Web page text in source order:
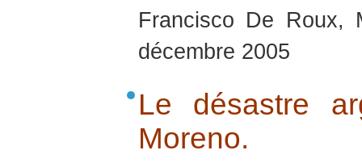
Francisco De Roux,
décembre 2005
Le désastre
Moreno.